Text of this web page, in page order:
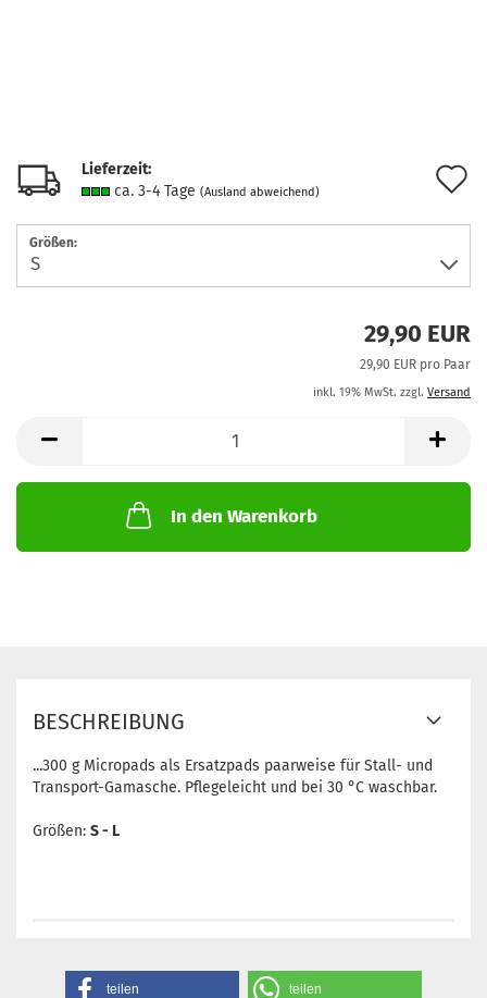
Lieferzeit:
ca. 3-4 Tage (Ausland abweichend)
Größen:
29,90 EUR
29,90 EUR pro Paar
inkl. 19% MwSt. zzgl. Versand
In den Warenkorb
BESCHREIBUNG
...300 g Micropads als Ersatzpads paarweise für Stall- und
Transport-Gamasche. Pflegeleicht und bei 30 °C waschbar.
Größen: S - L
teilen teilen